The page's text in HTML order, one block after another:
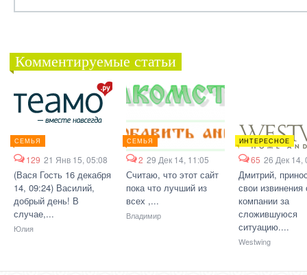
Комментируемые статьи
СЕМЬЯ
129 21 Янв 15, 05:08
(Вася Гость 16 декабря
14, 09:24) Василий,
добрый день! В
случае,...
Юлия
СЕМЬЯ
2 29 Дек 14, 11:05
Считаю, что этот сайт
пока что лучший из
всех ,...
Владимир
ИНТЕРЕСНОЕ
65 26 Дек 14,
Дмитрий,
свои извинения
компании за
сложившуюся
ситуацию....
Westwing